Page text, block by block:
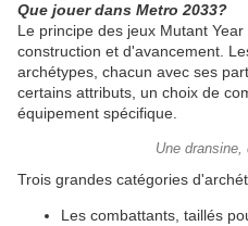
Que jouer dans Metro 2033?
Le principe des jeux Mutant
construction et d'avancement.
archétypes, chacun avec ses
certains attributs, un choix de
équipement spécifique.
Une dransine,
Trois grandes catégories
Les combattants, taillés